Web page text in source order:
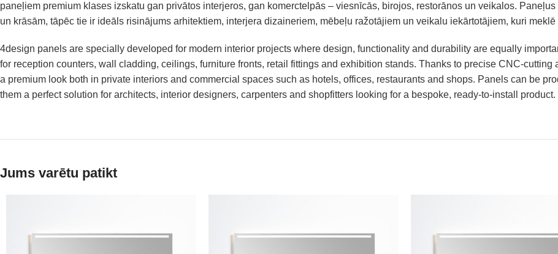
paneļiem premium klases izskatu gan privātos interjeros, gan komerctelpās – viesnīcās, birojos, restorānos un veikalos.
un krāsām, tāpēc tie ir ideāls risinājums arhitektiem, interjera dizaineriem, mēbeļu ražotājiem un veikalu iekārtotājiem, kuri
4design panels are specially developed for modern interior projects where design, functionality and durability are equally
for reception counters, wall cladding, ceilings, furniture fronts, retail fittings and exhibition stands. Thanks to precise CNC-
a premium look both in private interiors and commercial spaces such as hotels, offices, restaurants and shops. Panels can be
them a perfect solution for architects, interior designers, carpenters and shopfitters looking for a bespoke, ready-to-install product.
Jums varētu patikt